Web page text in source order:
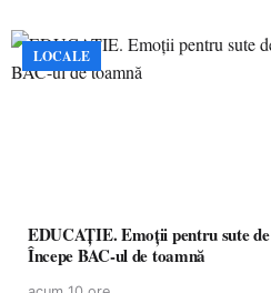
LOCALE
EDUCAȚIE. Emoții pentru sute
Începe BAC-ul de toamnă